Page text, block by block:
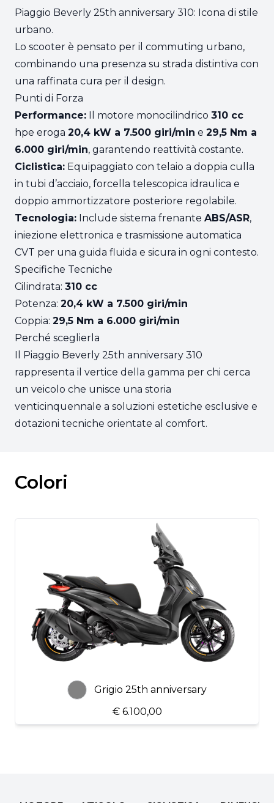
Piaggio Beverly 25th anniversary 310: Icona di stile
urbano.
Lo scooter è pensato per il commuting urbano,
combinando una presenza su strada distintiva con
una raffinata cura per il design.
Punti di Forza
Performance: Il motore monocilindrico 310 cc
hpe eroga 20,4 kW a 7.500 giri/min e 29,5 Nm a
6.000 giri/min, garantendo reattività costante.
Ciclistica: Equipaggiato con telaio a doppia culla
in tubi d’acciaio, forcella telescopica idraulica e
doppio ammortizzatore posteriore regolabile.
Tecnologia: Include sistema frenante ABS/ASR,
iniezione elettronica e trasmissione automatica
CVT per una guida fluida e sicura in ogni contesto.
Specifiche Tecniche
Cilindrata: 310 cc
Potenza: 20,4 kW a 7.500 giri/min
Coppia: 29,5 Nm a 6.000 giri/min
Perché sceglierla
Il Piaggio Beverly 25th anniversary 310
rappresenta il vertice della gamma per chi cerca
un veicolo che unisce una storia
venticinquennale a soluzioni estetiche esclusive e
dotazioni tecniche orientate al comfort.
Colori
Grigio 25th anniversary
€ 6.100,00